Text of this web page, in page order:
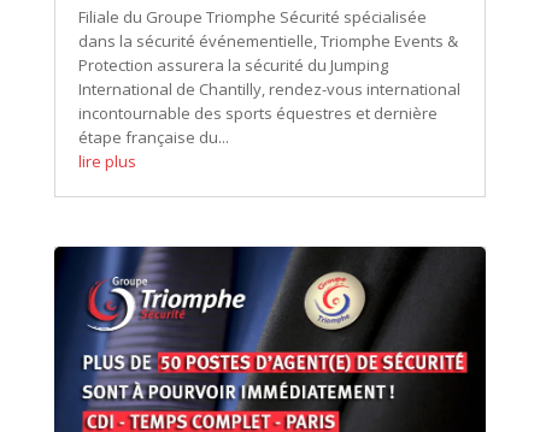
Filiale du Groupe Triomphe Sécurité spécialisée
dans la sécurité événementielle, Triomphe Events &
Protection assurera la sécurité du Jumping
International de Chantilly, rendez-vous international
incontournable des sports équestres et dernière
étape française du...
lire plus